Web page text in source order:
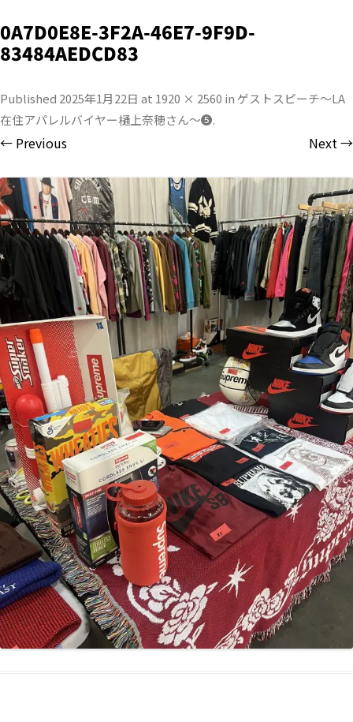
0A7D0E8E-3F2A-46E7-9F9D-
83484AEDCD83
Published 2025年1月22日 at 1920 × 2560 in ゲストスピーチ〜LA
在住アパレルバイヤー樋上奈穂さん〜❺.
← Previous Next →